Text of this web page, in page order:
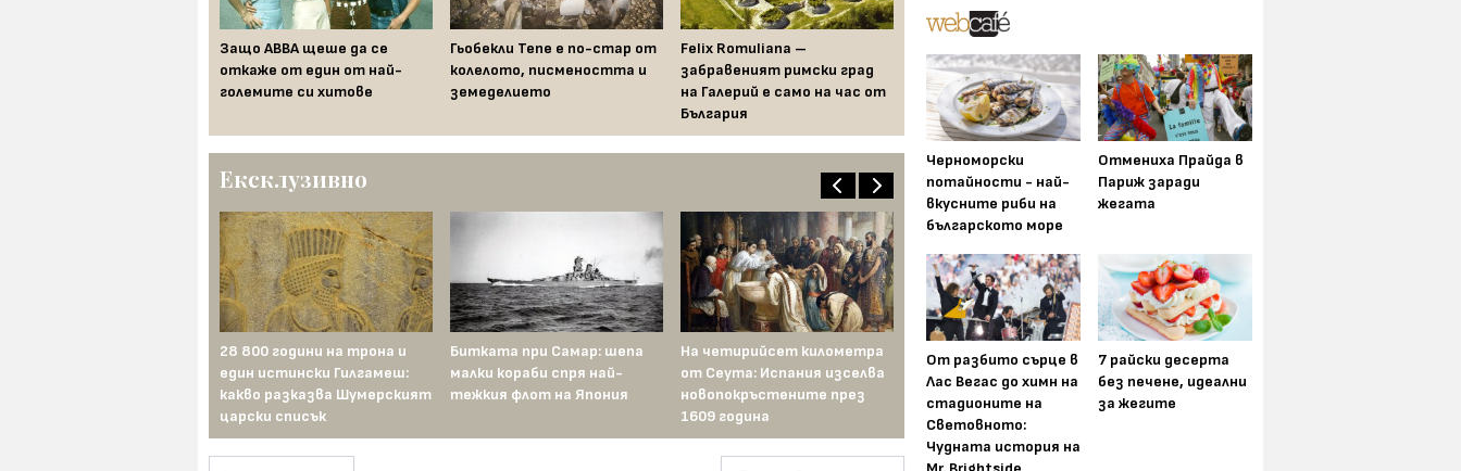
Защо ABBA щеше да се
откаже от един от най-
големите си хитове
Гьобекли Тепе е по-стар от
колелото, писмеността и
земеделието
Felix Romuliana –
забравеният римски град
на Галерий е само на час от
България
Ексклузивно
28 800 години на трона и
един истински Гилгамеш:
какво разказва Шумерският
царски списък
Битката при Самар: шепа
малки кораби спря най-
тежкия флот на Япония
На четирийсет километра
от Сеута: Испания изселва
новопокръстените през
1609 година
Черноморски
потайности - най-
вкусните риби на
българското море
Отмениха Прайда в
Париж заради
жегата
От разбито сърце в
Лас Вегас до химн на
стадионите на
Световното:
Чудната история на
7 райски десерта
без печене, идеални
за жегите